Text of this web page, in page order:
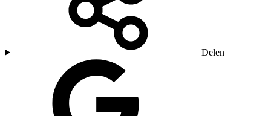
Delen